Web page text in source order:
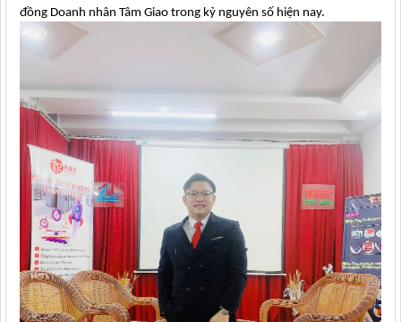
đồng Doanh nhân Tâm Giao trong kỷ nguyên số hiện nay.